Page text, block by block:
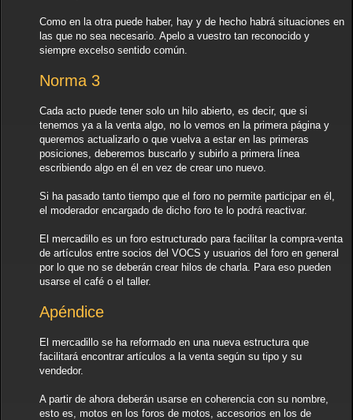
Como en la otra puede haber, hay y de hecho habrá situaciones en
las que no sea necesario. Apelo a vuestro tan reconocido y
siempre excelso sentido común.
Norma 3
Cada acto puede tener solo un hilo abierto, es decir, que si
tenemos ya a la venta algo, no lo vemos en la primera página y
queremos actualizarlo o que vuelva a estar en las primeras
posiciones, deberemos buscarlo y subirlo a primera línea
escribiendo algo en él en vez de crear uno nuevo.
Si ha pasado tanto tiempo que el foro no permite participar en él,
el moderador encargado de dicho foro te lo podrá reactivar.
El mercadillo es un foro estructurado para facilitar la compra-venta
de artículos entre socios del VOCS y usuarios del foro en general
por lo que no se deberán crear hilos de charla. Para eso pueden
usarse el café o el taller.
Apéndice
El mercadillo se ha reformado en una nueva estructura que
facilitará encontrar artículos a la venta según su tipo y su
vendedor.
A partir de ahora deberán usarse en coherencia con su nombre,
esto es, motos en los foros de motos, accesorios en los de